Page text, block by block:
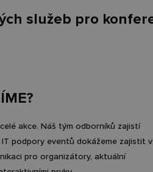
služeb pro
akce. Náš tým odborníků zajistí
podpory eventů dokážeme zajistit
pro organizátory, aktuální